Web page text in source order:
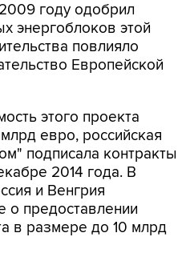
году одобрил
энергоблоков этой
повлияло
Европейской
этого проекта
евро, российская
подписала контракты
2014 года. В
и Венгрия
о предоставлении
в размере до 10 млрд